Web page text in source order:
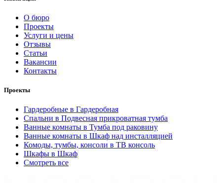
О бюро
Проекты
Услуги и цены
Отзывы
Статьи
Вакансии
Контакты
Проекты
Гардеробные в Гардеробная
Спальни в Подвесная прикроватная тумба
Ванные комнаты в Тумба под раковину
Ванные комнаты в Шкаф над инсталляцией
Комоды, тумбы, консоли в ТВ консоль
Шкафы в Шкаф
Смотреть все